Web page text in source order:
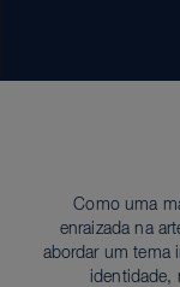
Como uma
enraizada na
abordar um tema
identidade,